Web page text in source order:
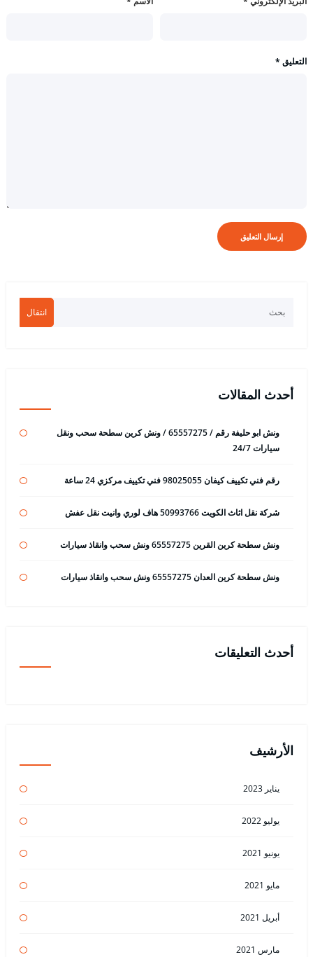
التعليق *
انتقال
أحدث المقالات
ونش ابو حليفة رقم / 65557275 / ونش كرين سطحة سحب ونقل
سيارات 24/7
رقم فني تكييف كيفان 98025055 فني تكييف مركزي 24 ساعة
شركة نقل اثاث الكويت 50993766 هاف لوري وانيت نقل عفش
ونش سطحة كرين القرين 65557275 ونش سحب وانقاذ سيارات
ونش سطحة كرين العدان 65557275 ونش سحب وانقاذ سيارات
أحدث التعليقات
الأرشيف
يناير 2023
يوليو 2022
يونيو 2021
مايو 2021
أبريل 2021
مارس 2021